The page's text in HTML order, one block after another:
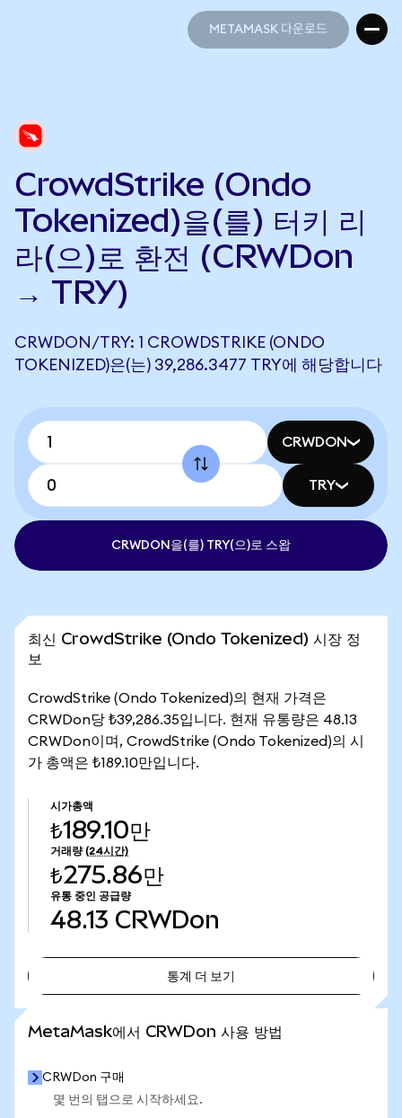
METAMASK 다운로드
CrowdStrike (Ondo
Tokenized)을(를) 터키 리
라(으)로 환전 (CRWDon
→ TRY)
CRWDON/TRY: 1 CROWDSTRIKE (ONDO
TOKENIZED)은(는) 39,286.3477 TRY에 해당합니다
CRWDON
TRY
CRWDON을(를) TRY(으)로 스왑
최신 CrowdStrike (Ondo Tokenized) 시장 정
보
CrowdStrike (Ondo Tokenized)의 현재 가격은
CRWDon당 ₺39,286.35입니다. 현재 유통량은 48.13
CRWDon이며, CrowdStrike (Ondo Tokenized)의 시
가 총액은 ₺189.10만입니다.
시가총액
₺189.10만
거래량 (24시간)
₺275.86만
유통 중인 공급량
48.13 CRWDon
통계 더 보기
MetaMask에서 CRWDon 사용 방법
CRWDon 구매
몇 번의 탭으로 시작하세요.